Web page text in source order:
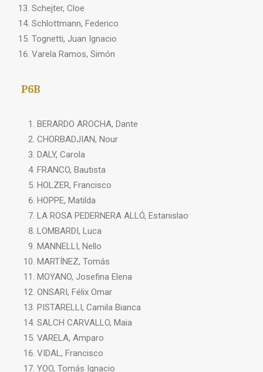
Schejter, Cloe
Schlottmann, Federico
Tognetti, Juan Ignacio
Varela Ramos, Simón
P6B
BERARDO AROCHA, Dante
CHORBADJIAN, Nour
DALY, Carola
FRANCO, Bautista
HOLZER, Francisco
HOPPE, Matilda
LA ROSA PEDERNERA ALLÓ, Estanislao
LOMBARDI, Luca
MANNELLI, Nello
MARTÍNEZ, Tomás
MOYANO, Josefina Elena
ONSARI, Félix Omar
PISTARELLI, Camila Bianca
SALCH CARVALLO, Maia
VARELA, Amparo
VIDAL, Francisco
YOO, Tomás Ignacio